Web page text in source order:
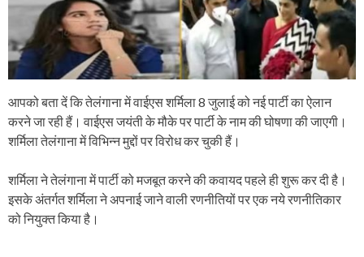
आपको बता दें कि तेलंगाना में वाईएस शर्मिला 8 जुलाई को नई पार्टी का ऐलान
करने जा रही हैं। वाईएस जयंती के मौके पर पार्टी के नाम की घोषणा की जाएगी।
शर्मिला तेलंगाना में विभिन्न मुद्दों पर विरोध कर चुकी हैं।
शर्मिला ने तेलंगाना में पार्टी को मजबूत करने की कवायद पहले ही शुरू कर दी है।
इसके अंतर्गत शर्मिला ने अपनाई जाने वाली रणनीतियों पर एक नये रणनीतिकार
को नियुक्त किया है।